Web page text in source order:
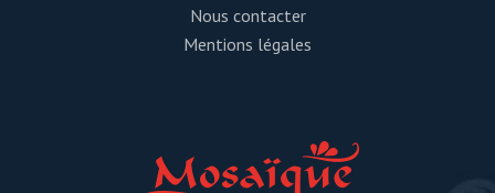
Nous contacter
Mentions légales